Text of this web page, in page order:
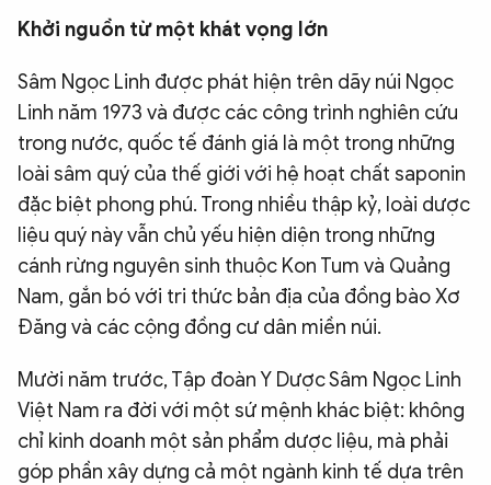
QUỐC TẾ
VĂN HÓA - THỂ THAO
BẠN ĐỌC & CAND
ĐA PHƯƠNG TIỆN
eMagazine
Podcast
Video Ảnh
An ninh thế giới
Văn nghệ Công an
Chuyên đề
Khởi nguồn từ một khát vọng lớn
Sâm Ngọc Linh được phát hiện trên dãy núi Ngọc
Linh năm 1973 và được các công trình nghiên cứu
trong nước, quốc tế đánh giá là một trong những
loài sâm quý của thế giới với hệ hoạt chất saponin
đặc biệt phong phú. Trong nhiều thập kỷ, loài dược
liệu quý này vẫn chủ yếu hiện diện trong những
cánh rừng nguyên sinh thuộc Kon Tum và Quảng
Nam, gắn bó với tri thức bản địa của đồng bào Xơ
Đăng và các cộng đồng cư dân miền núi.
Mười năm trước, Tập đoàn Y Dược Sâm Ngọc Linh
Việt Nam ra đời với một sứ mệnh khác biệt: không
chỉ kinh doanh một sản phẩm dược liệu, mà phải
góp phần xây dựng cả một ngành kinh tế dựa trên